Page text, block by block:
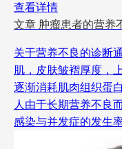
查看详情
文章 肿瘤患者的营养
关于营养不良的诊断
肌，皮肤皱褶厚度，
逐渐消耗肌肉组织蛋
人由于长期营养不良
感染与并发症的发生